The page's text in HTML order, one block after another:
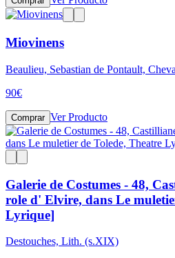
Miovinens
Beaulieu, Sebastian de Pontault,
90€
Comprar Ver Producto
Galerie de Costumes - 48,
role d' Elvire, dans Le
Lyrique]
Destouches, Lith. (s.XIX)